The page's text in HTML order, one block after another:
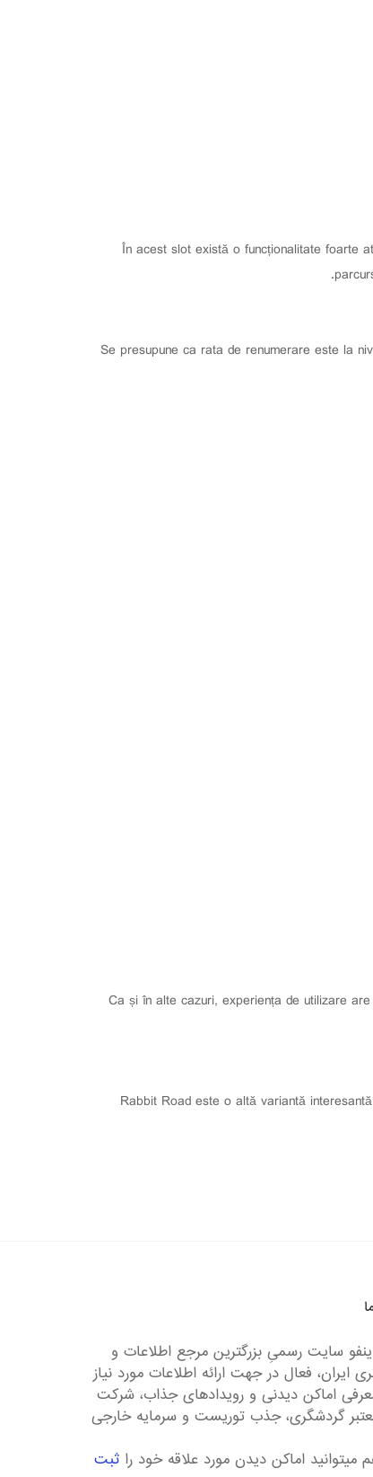
În acest slot există o funcționalitate foarte
Se presupune ca rata de renumerare este la
Ca și în alte cazuri, experiența de utilizare
Rabbit Road este o altă variantă
سایت رسمیِ بزرگترین مرجع اطلاعات و
ایران، فعال در جهت ارائه اطلاعات مورد نیاز
اماکن دیدنی و رویدادهای جذاب، شرکت
گردشگری، جذب توریست و سرمایه خارجی
میتوانید اماکن دیدن مورد علاقه خود را ثبت